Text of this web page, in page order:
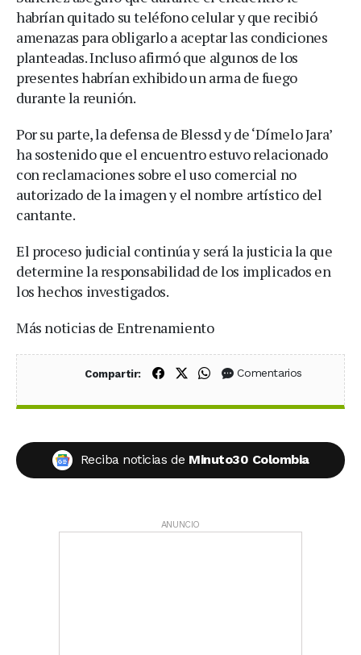
habrían quitado su teléfono celular y que recibió
amenazas para obligarlo a aceptar las condiciones
planteadas. Incluso afirmó que algunos de los
presentes habrían exhibido un arma de fuego
durante la reunión.
Por su parte, la defensa de Blessd y de ‘Dímelo Jara’
ha sostenido que el encuentro estuvo relacionado
con reclamaciones sobre el uso comercial no
autorizado de la imagen y el nombre artístico del
cantante.
El proceso judicial continúa y será la justicia la que
determine la responsabilidad de los implicados en
los hechos investigados.
Más noticias de Entrenamiento
Compartir: Compartir en Facebook
Compartir en X (Twitter)
Compartir en WhatsApp
Comentarios
Reciba noticias de Minuto30 Colombia
ANUNCIO